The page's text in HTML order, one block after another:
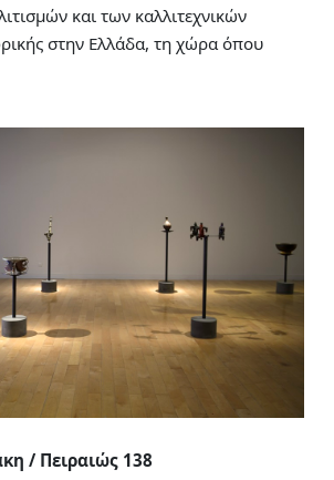
και των καλλιτεχνικών
στην Ελλάδα, τη χώρα όπου
/ Πειραιώς 138